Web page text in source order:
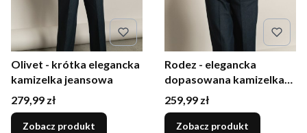
Olivet - krótka elegancka
kamizelka jeansowa
Cena
279,99 zł
Zobacz produkt
Rodez - elegancka
dopasowana kamizelka
jeansowa
Cena
259,99 zł
Zobacz produkt